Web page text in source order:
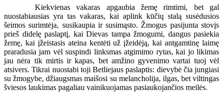
Kiekvienas vakaras apgaubia žemę rimtimi, bet gal
nuostabiausias yra tas vakaras, kai aplink kūčių stalą susėdusios
šeimos surimtėja, susikaupia ir susimąsto. Žmogus pasijunta stovįs
prieš didelę paslaptį, kai Dievas tampa žmogumi, dangus pasiekia
žemę, kai įžeistasis ateina kentėti už įžeidėją, kai antgamtinę laimę
praradusia jam vėl suspindi linksmas atgimimo rytas, kai jo likimas
jau nėra tik mirtis ir kapas, bet amžino gyvenimo vartai tuoj vėl
atsivers. Tikrai nuostabi toji Betliejaus paslaptis: dievybė čia jungiasi
su žmogybe, džiaugsmas maišosi su melancholija, ilgas, bet viltingas
šviesos laukimas pagaliau vainikuojamas pasiaukojančios meilės.